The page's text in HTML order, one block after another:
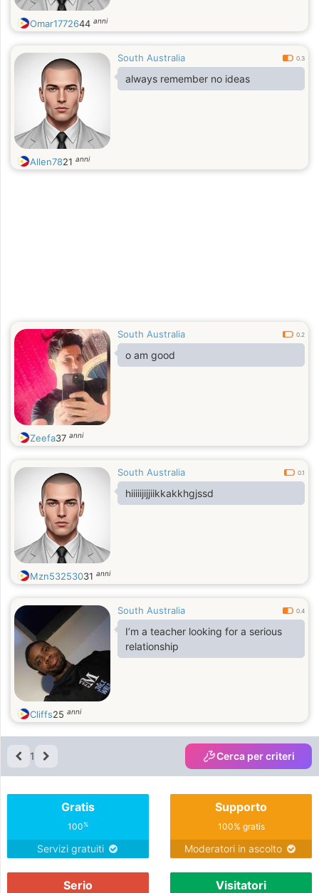
Omar1772644 anni
South Australia 0.3
always remember no ideas
Allen7821 anni
South Australia 0.2
o am good
Zeefa37 anni
South Australia 0.1
hiiiiijijjiikkakkhgjssd
Mzn53253031 anni
South Australia 0.4
I’m a teacher looking for a serious
relationship
Cliffs25 anni
1 Cerca per criteri
Gratis
100%
Servizi gratuiti
Supporto
100% gratis
Moderatori in ascolto
Serio Visitatori